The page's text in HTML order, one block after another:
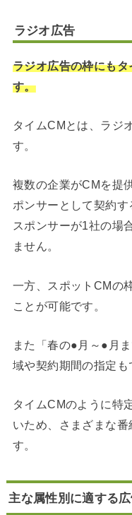
ラジオ広告
ラジオ広告の枠にも
す。
タイムCMとは、ラジ
す。
複数の企業がCMを提
ポンサーとして契約す
スポンサーが1社の場
ません。
一方、スポットCMの
ことが可能です。
また「春の●月～●月
域や契約期間の指定も
タイムCMのように特
いため、さまざまな
す。
主な属性別に適する